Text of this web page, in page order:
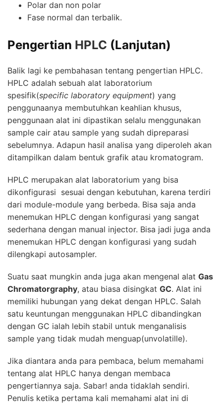
Polar dan non polar
Fase normal dan terbalik.
Pengertian HPLC (Lanjutan)
Balik lagi ke pembahasan tentang pengertian HPLC.
HPLC adalah sebuah alat laboratorium
spesifik(specific laboratory equipment) yang
penggunaanya membutuhkan keahlian khusus,
penggunaan alat ini dipastikan selalu menggunakan
sample cair atau sample yang sudah dipreparasi
sebelumnya. Adapun hasil analisa yang diperoleh akan
ditampilkan dalam bentuk grafik atau kromatogram.
HPLC merupakan alat laboratorium yang bisa
dikonfigurasi sesuai dengan kebutuhan, karena terdiri
dari module-module yang berbeda. Bisa saja anda
menemukan HPLC dengan konfigurasi yang sangat
sederhana dengan manual injector. Bisa jadi juga anda
menemukan HPLC dengan konfigurasi yang sudah
dilengkapi autosampler.
Suatu saat mungkin anda juga akan mengenal alat Gas
Chromatorgraphy, atau biasa disingkat GC. Alat ini
memiliki hubungan yang dekat dengan HPLC. Salah
satu keuntungan menggunakan HPLC dibandingkan
dengan GC ialah lebih stabil untuk menganalisis
sample yang tidak mudah menguap(unvolatille).
Jika diantara anda para pembaca, belum memahami
tentang alat HPLC hanya dengan membaca
pengertiannya saja. Sabar! anda tidaklah sendiri.
Penulis ketika pertama kali memahami alat ini di